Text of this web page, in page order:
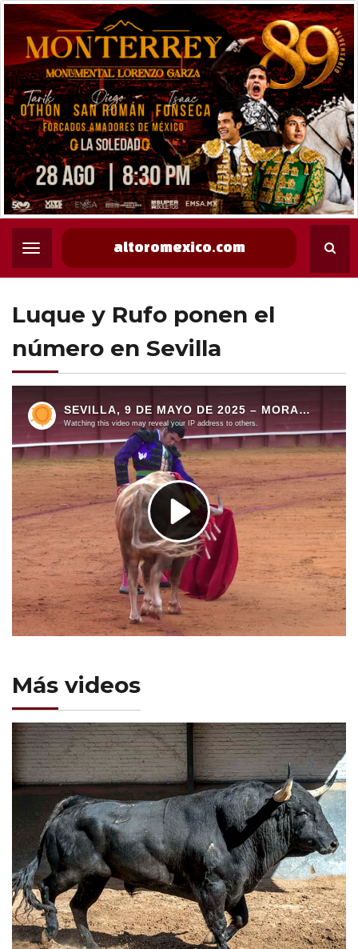
altoromexico.com
Luque y Rufo ponen el
número en Sevilla
Más videos